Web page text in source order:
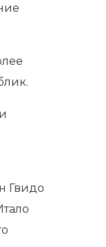
Гвидо